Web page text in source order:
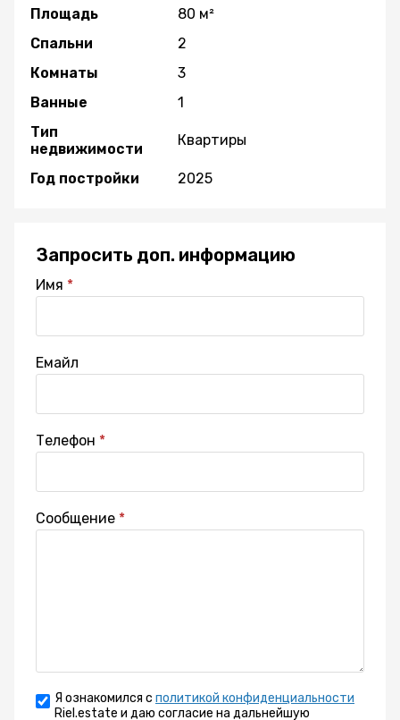
Площадь
80 м²
Спальни
2
Комнаты
3
Ванные
1
Тип
недвижимости
Квартиры
Год постройки 2025
Запросить доп. информацию
Имя
Емайл
Телефон
Сообщение
Я ознакомился с политикой конфиденциальности
Riel.estate и даю согласие на дальнейшую